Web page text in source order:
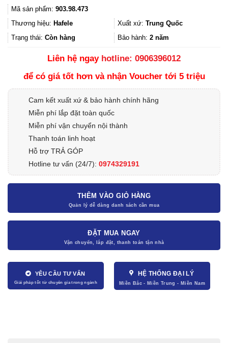
1.619.000₫.là:
1.214.250₫.
Mã sản phẩm: 903.98.473
Thương hiệu: Hafele Xuất xứ: Trung Quốc
Trạng thái: Còn hàng Bảo hành: 2 năm
Liên hệ ngay hotline: 0906396012
để có giá tốt hơn và nhận Voucher tới 5 triệu
Cam kết xuất xứ & bảo hành chính hãng
Miễn phí lắp đặt toàn quốc
Miễn phí vận chuyển nội thành
Thanh toán linh hoạt
Hỗ trợ TRẢ GÓP
Hotline tư vấn (24/7): 0974329191
THÊM VÀO GIỎ HÀNG
ĐẶT MUA NGAY
YÊU CẦU TƯ VẤN HỆ THỐNG ĐẠI LÝ